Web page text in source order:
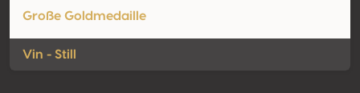
Große Goldmedaille
Vin - Still